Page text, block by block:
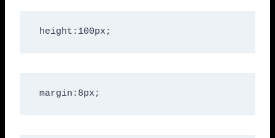
height:100px;
margin:8px;